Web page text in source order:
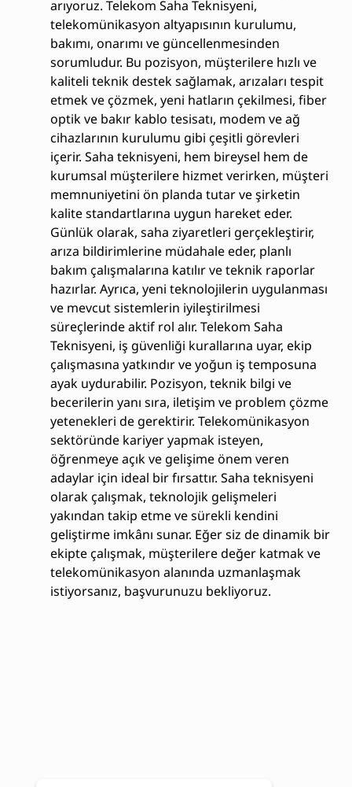
arıyoruz. Telekom Saha Teknisyeni,
telekomünikasyon altyapısının kurulumu,
bakımı, onarımı ve güncellenmesinden
sorumludur. Bu pozisyon, müşterilere hızlı ve
kaliteli teknik destek sağlamak, arızaları tespit
etmek ve çözmek, yeni hatların çekilmesi, fiber
optik ve bakır kablo tesisatı, modem ve ağ
cihazlarının kurulumu gibi çeşitli görevleri
içerir. Saha teknisyeni, hem bireysel hem de
kurumsal müşterilere hizmet verirken, müşteri
memnuniyetini ön planda tutar ve şirketin
kalite standartlarına uygun hareket eder.
Günlük olarak, saha ziyaretleri gerçekleştirir,
arıza bildirimlerine müdahale eder, planlı
bakım çalışmalarına katılır ve teknik raporlar
hazırlar. Ayrıca, yeni teknolojilerin uygulanması
ve mevcut sistemlerin iyileştirilmesi
süreçlerinde aktif rol alır. Telekom Saha
Teknisyeni, iş güvenliği kurallarına uyar, ekip
çalışmasına yatkındır ve yoğun iş temposuna
ayak uydurabilir. Pozisyon, teknik bilgi ve
becerilerin yanı sıra, iletişim ve problem çözme
yetenekleri de gerektirir. Telekomünikasyon
sektöründe kariyer yapmak isteyen,
öğrenmeye açık ve gelişime önem veren
adaylar için ideal bir fırsattır. Saha teknisyeni
olarak çalışmak, teknolojik gelişmeleri
yakından takip etme ve sürekli kendini
geliştirme imkânı sunar. Eğer siz de dinamik bir
ekipte çalışmak, müşterilere değer katmak ve
telekomünikasyon alanında uzmanlaşmak
istiyorsanız, başvurunuzu bekliyoruz.